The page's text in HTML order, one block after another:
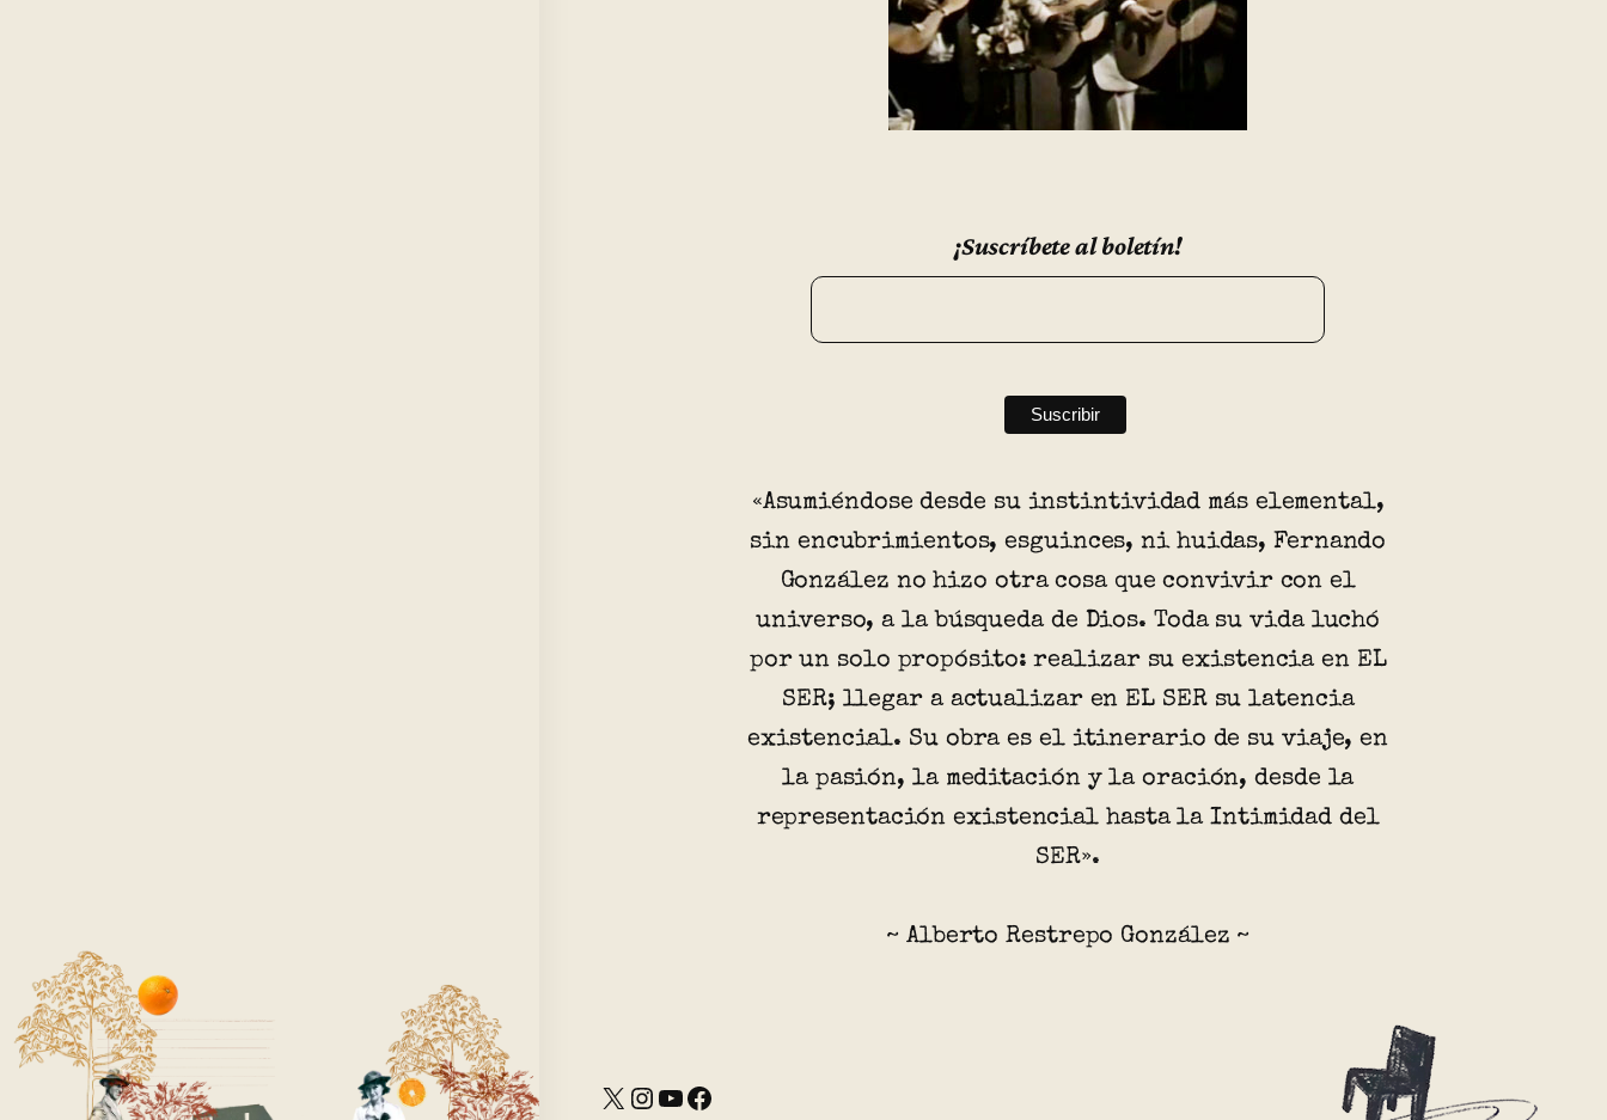
¡Suscríbete al boletín!
«Asumiéndose desde su instintividad más elemental,
sin encubrimientos, esguinces, ni huidas, Fernando
González no hizo otra cosa que convivir con el
universo, a la búsqueda de Dios. Toda su vida luchó
por un solo propósito: realizar su existencia en EL
SER; llegar a actualizar en EL SER su latencia
existencial. Su obra es el itinerario de su viaje, en
la pasión, la meditación y la oración, desde la
representación existencial hasta la Intimidad del
SER».
~ Alberto Restrepo González ~
X Instagram YouTube Facebook